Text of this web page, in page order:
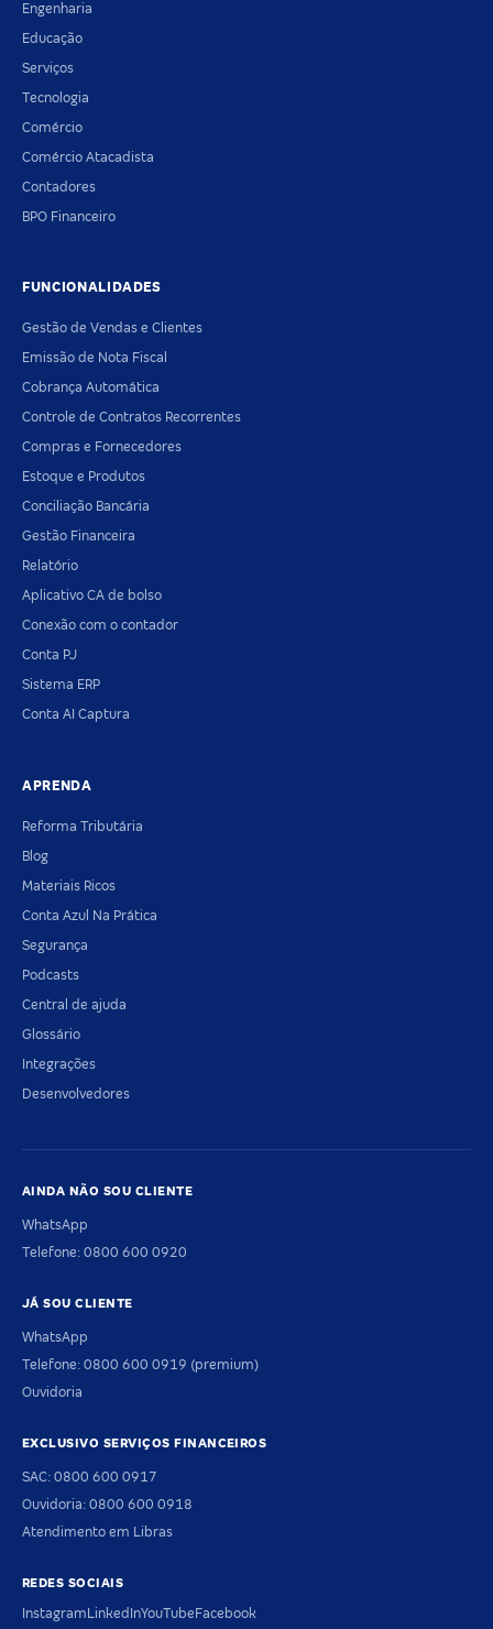
Engenharia
Educação
Serviços
Tecnologia
Comércio
Comércio Atacadista
Contadores
BPO Financeiro
FUNCIONALIDADES
Gestão de Vendas e Clientes
Emissão de Nota Fiscal
Cobrança Automática
Controle de Contratos Recorrentes
Compras e Fornecedores
Estoque e Produtos
Conciliação Bancária
Gestão Financeira
Relatório
Aplicativo CA de bolso
Conexão com o contador
Conta PJ
Sistema ERP
Conta AI Captura
APRENDA
Reforma Tributária
Blog
Materiais Ricos
Conta Azul Na Prática
Segurança
Podcasts
Central de ajuda
Glossário
Integrações
Desenvolvedores
AINDA NÃO SOU CLIENTE
WhatsApp
Telefone: 0800 600 0920
JÁ SOU CLIENTE
WhatsApp
Telefone: 0800 600 0919 (premium)
Ouvidoria
EXCLUSIVO SERVIÇOS FINANCEIROS
SAC: 0800 600 0917
Ouvidoria: 0800 600 0918
Atendimento em Libras
REDES SOCIAIS
InstagramLinkedInYouTubeFacebook